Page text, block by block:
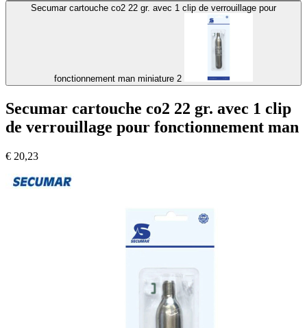
Secumar cartouche co2 22 gr. avec 1 clip de verrouillage pour
fonctionnement man miniature 2
Secumar cartouche co2 22 gr. avec 1 clip
de verrouillage pour fonctionnement man
€ 20,23